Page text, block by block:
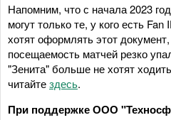
Напомним, что с начала 2023
могут только те, у кого есть
хотят оформлять этот
посещаемость матчей резко
"Зенита" больше не хотят
читайтездесь.
При поддержке ООО